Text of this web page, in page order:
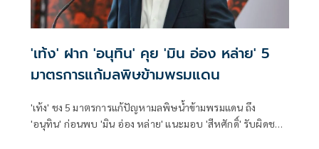
'เท้ง' ฝาก 'อนุทิน' คุย 'มิน อ่อง หล่าย' 5
มาตรการแก้มลพิษข้ามพรมแดน
'เท้ง' ชง 5 มาตรการแก้ปัญหามลพิษน้ำข้ามพรมแดน ถึง
'อนุทิน' ก่อนพบ 'มิน อ่อง หล่าย' แนะมอบ 'สีหศักดิ์' รับผิดชอบ